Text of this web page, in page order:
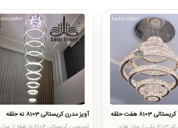
8103 هفت حلقه آویز مدرن کریستالی 8103 نه حلقه